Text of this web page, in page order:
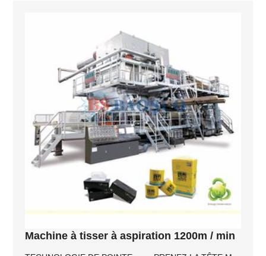
Machine à tisser à aspiration 1200m / min